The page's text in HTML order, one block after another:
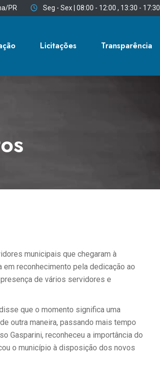
PR Seg - Sex | 08:00 - 12:00 , 13:30 - 17:30
Licitações Transparência
municipais que chegaram à
reconhecimento pela dedicação ao
de vários servidores e
que o momento significa uma
outra maneira, passando mais tempo
Gasparini, reconheceu a importância do
o município à disposição dos novos